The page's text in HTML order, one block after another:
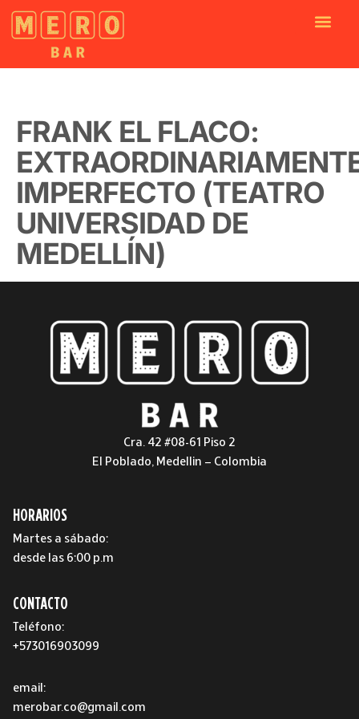
FRANK EL FLACO:
IMPERFECTO (TEATRO
UNIVERSIDAD DE
MEDELLÍN)
Cra. 42 #08-61 Piso 2
El Poblado, Medellin – Colombia
HORARIOS
Martes a sábado:
desde las 6:00 p.m
CONTACTO
Teléfono:
+573016903099
email:
merobar.co@gmail.com